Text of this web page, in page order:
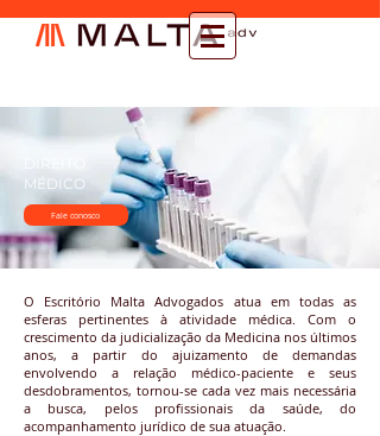
Fale conosco
MÉDICO
O Escritório Malta Advogados atua em todas as
esferas pertinentes à atividade médica. Com o
crescimento da judicialização da Medicina nos últimos
anos, a partir do ajuizamento de demandas
envolvendo a relação médico-paciente e seus
desdobramentos, tornou-se cada vez mais necessária
a busca, pelos profissionais da saúde, do
acompanhamento jurídico de sua atuação.